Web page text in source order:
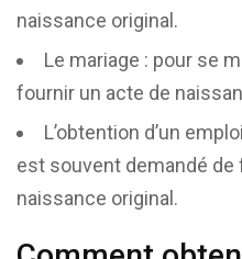
naissance original.
Le mariage : pour se
fournir un acte de
L’obtention d’un
est souvent demandé de
naissance original.